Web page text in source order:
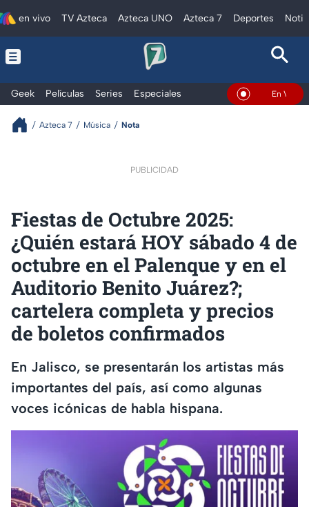
en vivo TV Azteca Azteca UNO Azteca 7 Deportes
Geek Películas Series Especiales En Vivo
Azteca 7 Música Nota
PUBLICIDAD
Fiestas de Octubre 2025:
¿Quién estará HOY sábado 4 de
octubre en el Palenque y en el
Auditorio Benito Juárez?;
cartelera completa y precios
de boletos confirmados
En Jalisco, se presentarán los artistas más
importantes del país, así como algunas
voces icónicas de habla hispana.